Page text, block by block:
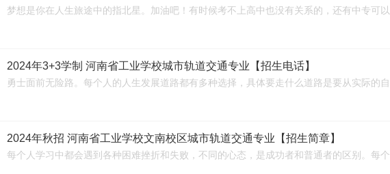
梦想是你在人生旅途中的指北星。加油吧！有时候考不上高中也没有关系的，还有中专可以
2024年3+3学制 河南省工业学校城市轨道交通专业【招生电话】
勇士面前无险路。每个人的人生发展道路都有多种选择，具体要走什么道路是要从实际的自
2024年秋招 河南省工业学校文南校区城市轨道交通专业【招生简章】
每个人学习中都会遇到各种困难挫折和失败，不同的心态，是成功者和普通者的区别。每个